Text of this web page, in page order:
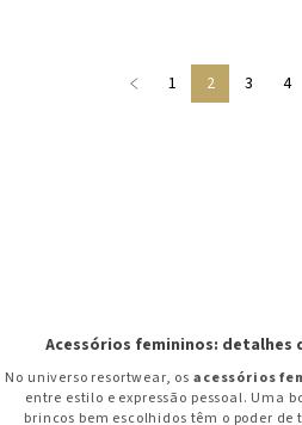
1 2 3 4
Acessórios femininos:
No universo resortwear, osacessórios
entre estilo e expressão pessoal. Uma
brincos bem escolhidos têm o poder